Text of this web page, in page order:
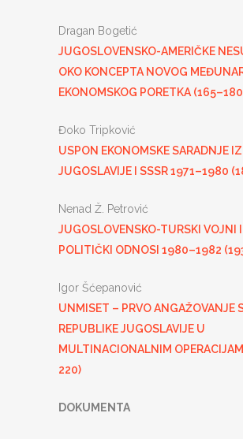
Dragan Bogetić
JUGOSLOVENSKO-AMERIČKE
OKO KONCEPTA NOVOG
EKONOMSKOG PORETKA
Đoko Tripković
USPON EKONOMSKE SARADNJE
JUGOSLAVIJE I SSSR 1971–1980
Nenad Ž. Petrović
JUGOSLOVENSKO-TURSKI VOJNI I
POLITIČKI ODNOSI 1980–1982
Igor Šćepanović
UNMISET – PRVO ANGAŽOVANJE
REPUBLIKE JUGOSLAVIJE U
MULTINACIONALNIM
220)
DOKUMENTA